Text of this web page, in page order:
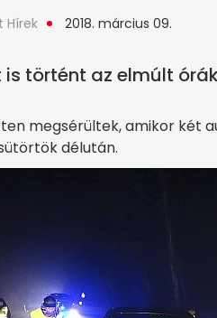
Hírek 2018. március 09.
történt az elmúlt
megsérültek, amikor két
délután.